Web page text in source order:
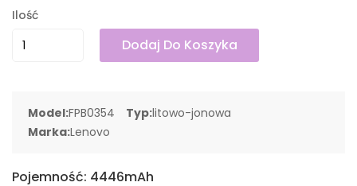
Ilość
Dodaj Do Koszyka
Model:FPB0354 Typ:litowo-jonowa
Marka:Lenovo
Pojemność: 4446mAh